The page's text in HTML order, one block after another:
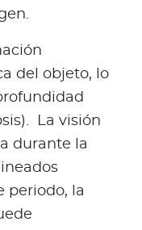
del objeto, lo
La visión
durante la
periodo, la